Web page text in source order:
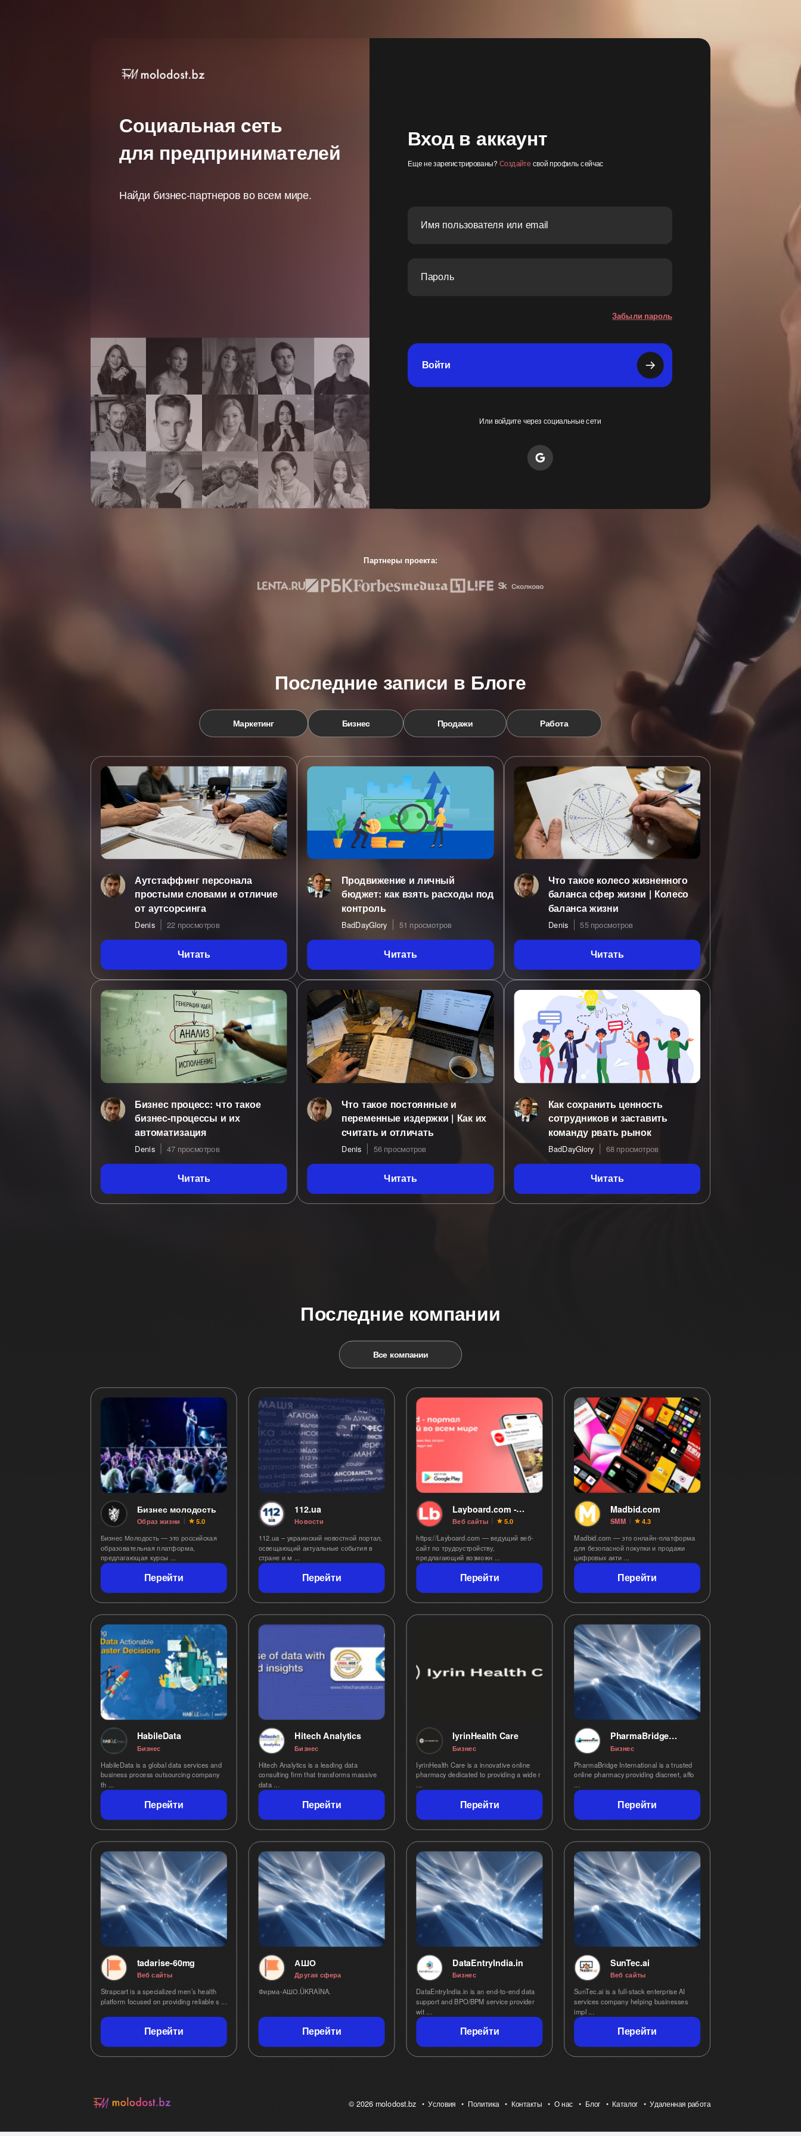
Социальная cеть
для предпринимателей
Найди бизнес-партнеров во всем мире.
Вход в аккаунт
Еще не зарегистрированы? Создайте свой профиль сейчас
Забыли пароль
Войти
Или войдите через социальные сети
Партнеры проекта:
Последние записи в Блоге
Маркетинг Бизнес Продажи Работа
Аутстаффинг персонала
простыми словами и отличие
от аутсорсинга
Denis 22 просмотров
Читать
Продвижение и личный
бюджет: как взять расходы под
контроль
BadDayGlory 51 просмотров
Читать
Что такое колесо жизненного
баланса сфер жизни | Колесо
баланса жизни
Denis 55 просмотров
Читать
Бизнес процесс: что такое
бизнес-процессы и их
автоматизация
Denis 47 просмотров
Читать
Что такое постоянные и
переменные издержки | Как их
считать и отличать
Denis 56 просмотров
Читать
Как сохранить ценность
сотрудников и заставить
команду рвать рынок
BadDayGlory 68 просмотров
Читать
Последние компании
Все компании
Бизнес молодость
Образ жизни
5.0
Бизнес Молодость — это российская
образовательная платформа,
предлагающая курсы ...
Перейти
112.ua
Новости
112.ua – украинский новостной портал,
освещающий актуальные события в
стране и м ...
Перейти
Layboard.com -
Портал вакансий
Веб сайты
5.0
https://Layboard.com — ведущий веб-
сайт по трудоустройству,
предлагающий возможн ...
Перейти
Madbid.com
SMM
4.3
Madbid.com — это онлайн-платформа
для безопасной покупки и продажи
цифровых акти ...
Перейти
HabileData
Бизнес
HabileData is a global data services and
business process outsourcing company
th ...
Перейти
Hitech Analytics
Бизнес
Hitech Analytics is a leading data
consulting firm that transforms massive
data ...
Перейти
IyrinHealth Care
Бизнес
IyrinHealth Care is a innovative online
pharmacy dedicated to providing a wide r
...
Перейти
PharmaBridge
International
Бизнес
PharmaBridge International is a trusted
online pharmacy providing discreet, affo
...
Перейти
tadarise-60mg
Веб сайты
Strapcart is a specialized men’s health
platform focused on providing reliable s ...
Перейти
АШО
Другая сфера
Фирма-АШО.ÜKRAЇNA.
Перейти
DataEntryIndia.in
Бизнес
DataEntryIndia.in is an end-to-end data
support and BPO/BPM service provider
wit ...
Перейти
SunTec.ai
Веб сайты
SunTec.ai is a full-stack enterprise AI
services company helping businesses
impl ...
Перейти
© 2026 molodost.bz Условия Политика Контакты О нас Блог Каталог Удаленная работа